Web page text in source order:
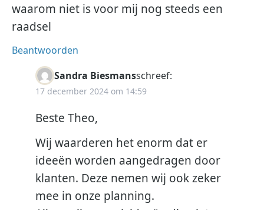
waarom niet is voor mij nog steeds een
raadsel
Beantwoorden
Sandra Biesmansschreef:
17 december 2024 om 14:59
Beste Theo,
Wij waarderen het enorm dat er
ideeën worden aangedragen door
klanten. Deze nemen wij ook zeker
mee in onze planning.